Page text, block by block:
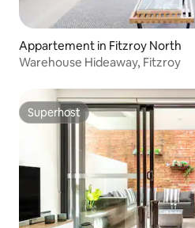
Appartement in Fitzroy North
Warehouse Hideaway, Fitzroy
Superhost
Superhost